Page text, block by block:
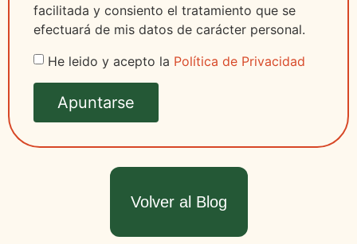
facilitada y consiento el tratamiento que se
efectuará de mis datos de carácter personal.
He leido y acepto la Política de Privacidad
Apuntarse
Volver al Blog